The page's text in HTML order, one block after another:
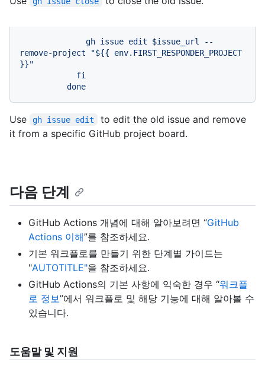
gh issue edit $issue_url
--
remove-project
"${{ env.FIRST_RESPONDER_PROJECT
}}"
fi
done
Use gh issue edit
to edit the old issue and remove
it from a specific GitHub project board.
다음 단계
GitHub Actions 개념에 대해 알아보려면 “GitHub
Actions 이해”를 참조하세요.
기본 워크플로를 만들기 위한 단계별 가이드는
"AUTOTITLE"을 참조하세요.
GitHub Actions의 기본 사항에 익숙한 경우 “워크플
로 정보”에서 워크플로 및 해당 기능에 대해 알아볼 수
있습니다.
도움말 및 지원